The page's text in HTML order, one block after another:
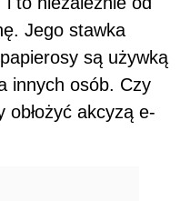
Jego stawka
są używką
innych osób. Czy
obłożyć akcyzą e-